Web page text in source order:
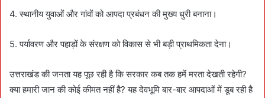
4. स्थानीय युवाओं और गांवों को आपदा प्रबंधन की मुख्य धुरी बनाना।
5. पर्यावरण और पहाड़ों के संरक्षण को विकास से भी बड़ी प्राथमिकता देना।
उत्तराखंड की जनता यह पूछ रही है कि सरकार कब तक हमें मरता देखती रहेगी?
क्या हमारी जान की कोई कीमत नहीं है? यह देवभूमि बार-बार आपदाओं में डूब रही है